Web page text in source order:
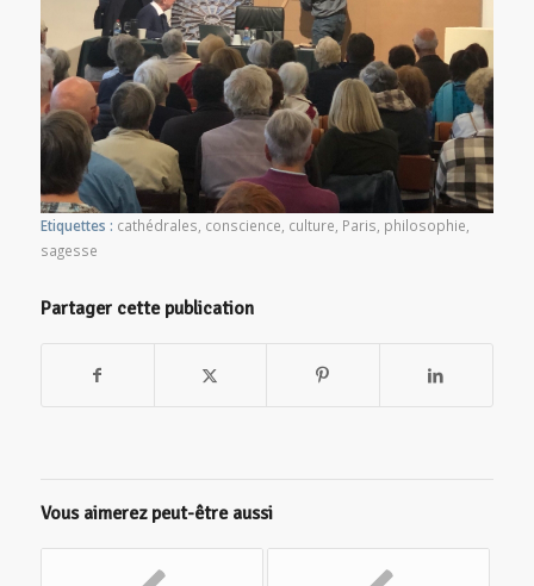
Etiquettes : cathédrales conscience culture Paris philosophie
sagesse
Partager cette publication
Vous aimerez peut-être aussi